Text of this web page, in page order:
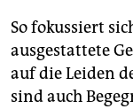
So fokussiert
ausgestattete
auf die Leiden
sind auch